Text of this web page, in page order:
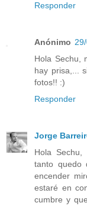
Responder
Anónimo
Hola Sechu,
hay prisa,...
fotos!! :)
Responder
Jorge
Hola
tanto quedo
encender
estaré en
cumbre y